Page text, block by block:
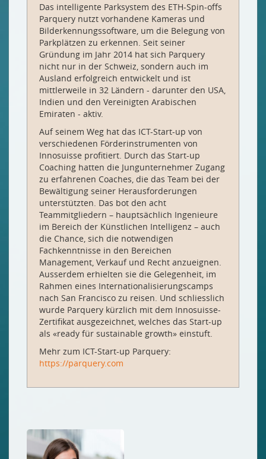
Das intelligente Parksystem des ETH-Spin-offs
Parquery nutzt vorhandene Kameras und
Bilderkennungssoftware, um die Belegung von
Parkplätzen zu erkennen. Seit seiner
Gründung im Jahr 2014 hat sich Parquery
nicht nur in der Schweiz, sondern auch im
Ausland erfolgreich entwickelt und ist
mittlerweile in 32 Ländern - darunter den USA,
Indien und den Vereinigten Arabischen
Emiraten - aktiv.
Auf seinem Weg hat das ICT-Start-up von
verschiedenen Förderinstrumenten von
Innosuisse profitiert. Durch das Start-up
Coaching hatten die Jungunternehmer Zugang
zu erfahrenen Coaches, die das Team bei der
Bewältigung seiner Herausforderungen
unterstützten. Das bot den acht
Teammitgliedern – hauptsächlich Ingenieure
im Bereich der Künstlichen Intelligenz – auch
die Chance, sich die notwendigen
Fachkenntnisse in den Bereichen
Management, Verkauf und Recht anzueignen.
Ausserdem erhielten sie die Gelegenheit, im
Rahmen eines Internationalisierungscamps
nach San Francisco zu reisen. Und schliesslich
wurde Parquery kürzlich mit dem Innosuisse-
Zertifikat ausgezeichnet, welches das Start-up
als «ready für sustainable growth» einstuft.
Mehr zum ICT-Start-up Parquery:
https://parquery.com